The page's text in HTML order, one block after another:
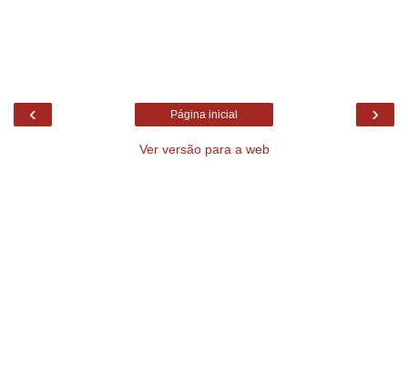
‹ ›
Página inicial
Ver versão para a web